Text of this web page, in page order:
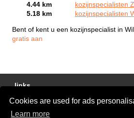
Cookies are used for ads
Learn more
4.44 km
kozijnspecialisten
5.18 km
kozijnspecialisten
Bent of kent u een kozijnspecialist in
gratis aan
links
Gratis Offertes Vergelijken